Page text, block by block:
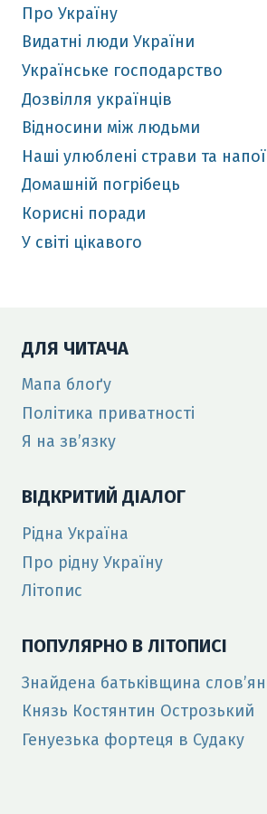
Про Україну
Видатні люди України
Українське господарство
Дозвілля українців
Відносини між людьми
Наші улюблені страви та напої
Домашній погрібець
Корисні поради
У світі цікавого
ДЛЯ ЧИТАЧА
Мапа блоґу
Політика приватності
Я на зв’язку
ВІДКРИТИЙ ДІАЛОГ
Рідна Україна
Про рідну Україну
Літопис
ПОПУЛЯРНО В ЛІТОПИСІ
Знайдена батьківщина слов’ян
Князь Костянтин Острозький
Генуезька фортеця в Судаку